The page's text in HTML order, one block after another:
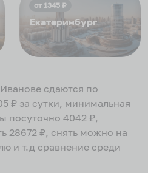
от 1345₽
Екатеринбург
сдаются по
₽ за сутки, минимальная
посуточно 4042 ₽,
28672 ₽, снять можно на
и т.д сравнение среди